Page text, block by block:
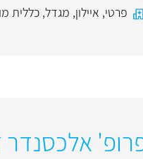
פרטי, איילון, מגדל, כללית
אלכסנדר